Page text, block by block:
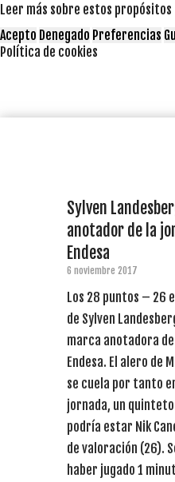
Leer más sobre estos propósitos
Acepto Denegado Preferencias
Política de cookies
Sylven
anotador de la
Endesa
6 noviembre 2017
Los 28 puntos – 26
de Sylven
marca anotadora
Endesa. El alero de
se cuela por tanto
jornada, un
podría estar Nik
de valoración (26).
haber jugado 1